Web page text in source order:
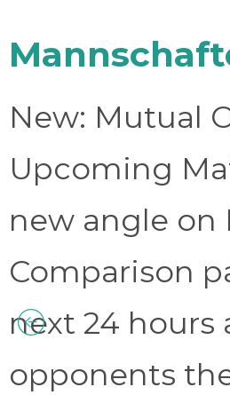
New: Mutual
Upcoming
new angle on
Comparison
next 24
opponents